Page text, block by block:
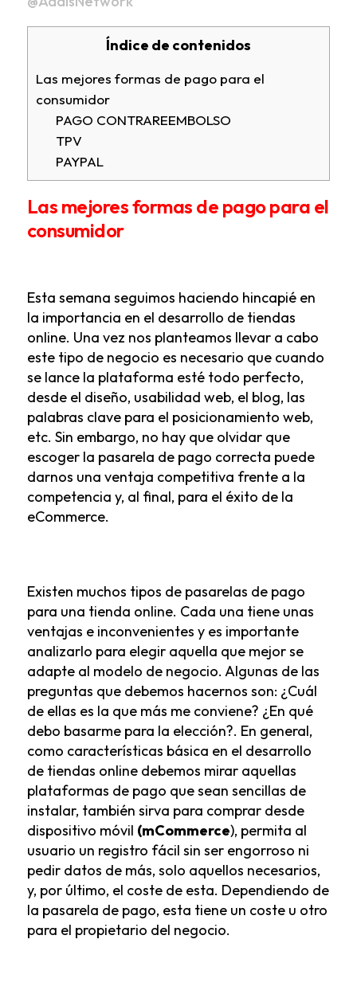
Índice de contenidos
Las mejores formas de pago para el
consumidor
PAGO CONTRAREEMBOLSO
TPV
PAYPAL
Las mejores formas de pago para el
consumidor
Esta semana seguimos haciendo hincapié en
la importancia en el desarrollo de tiendas
online. Una vez nos planteamos llevar a cabo
este tipo de negocio es necesario que cuando
se lance la plataforma esté todo perfecto,
desde el diseño, usabilidad web, el blog, las
palabras clave para el posicionamiento web,
etc. Sin embargo, no hay que olvidar que
escoger la pasarela de pago correcta puede
darnos una ventaja competitiva frente a la
competencia y, al final, para el éxito de la
eCommerce.
Existen muchos tipos de pasarelas de pago
para una tienda online. Cada una tiene unas
ventajas e inconvenientes y es importante
analizarlo para elegir aquella que mejor se
adapte al modelo de negocio. Algunas de las
preguntas que debemos hacernos son: ¿Cuál
de ellas es la que más me conviene? ¿En qué
debo basarme para la elección?. En general,
como características básica en el desarrollo
de tiendas online debemos mirar aquellas
plataformas de pago que sean sencillas de
instalar, también sirva para comprar desde
dispositivo móvil (mCommerce), permita al
usuario un registro fácil sin ser engorroso ni
pedir datos de más, solo aquellos necesarios,
y, por último, el coste de esta. Dependiendo de
la pasarela de pago, esta tiene un coste u otro
para el propietario del negocio.